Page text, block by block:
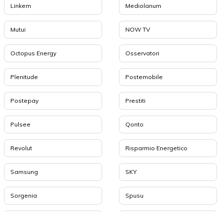
Linkem Mediolanum
Mutui NOW TV
Octopus Energy Osservatori
Plenitude Postemobile
Postepay Prestiti
Pulsee Qonto
Revolut Risparmio Energetico
Samsung SKY
Sorgenia Spusu